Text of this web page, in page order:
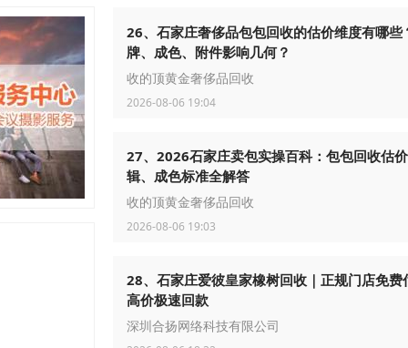
26、石家庄奢侈品包包回收的估价维度有哪些
牌、成色、附件影响几何？
收的顶黄金奢侈品回收
2026-08-06 19:04
27、2026石家庄卖包实操百科：包包回收估
辑、成色标准全解答
收的顶黄金奢侈品回收
2026-08-06 19:03
28、石家庄爱彼皇家橡树回收｜正规门店免费
高价极速回款
深圳合扬网络科技有限公司